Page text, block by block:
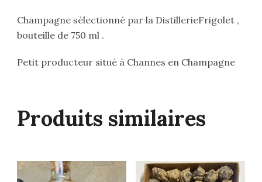
Champagne sélectionné par la DistillerieFrigolet ,
bouteille de 750 ml .
Petit producteur situé à Channes en Champagne
Produits similaires